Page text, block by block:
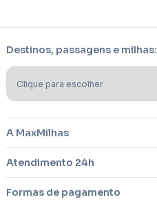
Destinos, passagens e milhas:
A MaxMilhas
Atendimento 24h
Formas de pagamento